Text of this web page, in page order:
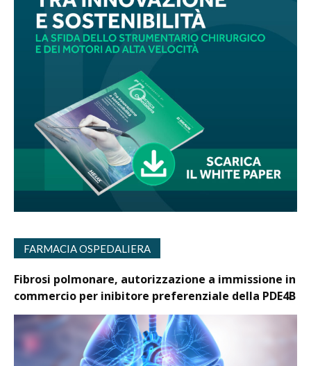
FARMACIA OSPEDALIERA
Fibrosi polmonare, autorizzazione a immissione in
commercio per inibitore preferenziale della PDE4B